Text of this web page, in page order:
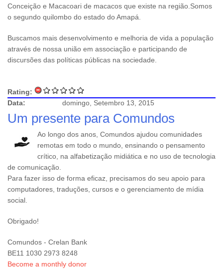
Conceição e Macacoari de macacos que existe na região.Somos
o segundo quilombo do estado do Amapá.
Buscamos mais desenvolvimento e melhoria de vida a população
através de nossa união em associação e participando de
discursões das políticas públicas na sociedade.
Rating:
Data:
domingo, Setembro 13, 2015
Um presente para Comundos
Ao longo dos anos, Comundos ajudou comunidades
remotas em todo o mundo, ensinando o pensamento
crítico, na alfabetização midiática e no uso de tecnologia
de comunicação.
Para fazer isso de forma eficaz, precisamos do seu apoio para
computadores, traduções, cursos e o gerenciamento de mídia
social.
Obrigado!
Comundos - Crelan Bank
BE11 1030 2973 8248
Become a monthly donor